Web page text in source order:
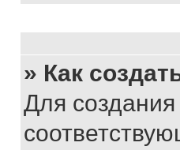
» Как
Для